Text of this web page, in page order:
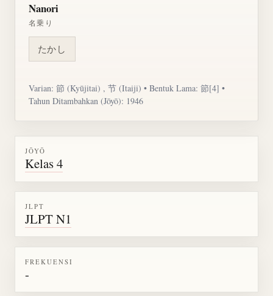
Nanori
名乗り
たかし
Varian: 節 (Kyūjitai) , 节 (Itaiji) • Bentuk Lama: 節[4] •
Tahun Ditambahkan (Jōyō): 1946
JŌYŌ
Kelas 4
JLPT
JLPT N1
FREKUENSI
-